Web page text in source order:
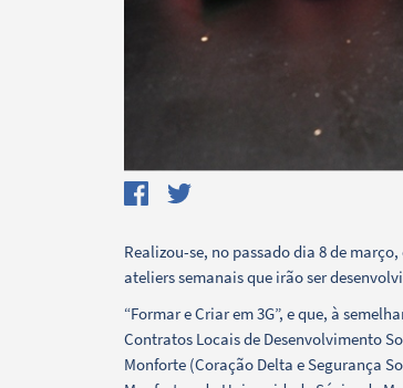
Categories
Realizou-se, no passado dia 8 de
ateliers semanais que irão ser
“Formar e Criar em 3G”, e que, à
Contratos Locais de Desenvolvimento
Monforte (Coração Delta e Segurança